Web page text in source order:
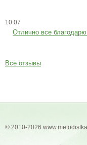
10.07
Отлично все
Все отзывы
© 2010-2026